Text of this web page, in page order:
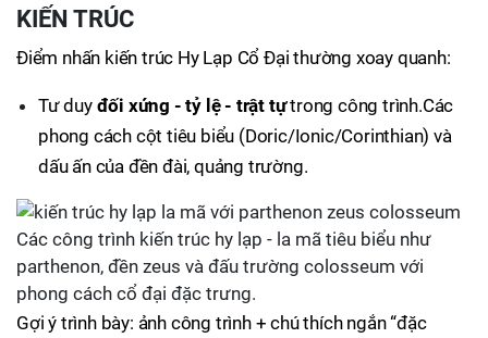
KIẾN TRÚC
Điểm nhấn kiến trúc Hy Lạp Cổ Đại thường xoay quanh:
Tư duy đối xứng - tỷ lệ - trật tựtrong công trình.Các
phong cách cột tiêu biểu (Doric/Ionic/Corinthian) và
dấu ấn của đền đài, quảng trường.
Các công trình kiến trúc hy lạp - la mã tiêu biểu như
parthenon, đền zeus và đấu trường colosseum với
phong cách cổ đại đặc trưng.
Gợi ý trình bày: ảnh công trình + chú thích ngắn “đặc